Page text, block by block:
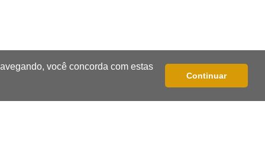
você concorda com estas
Continuar
2,36 bilhões
Governador quer que Imasul assuma